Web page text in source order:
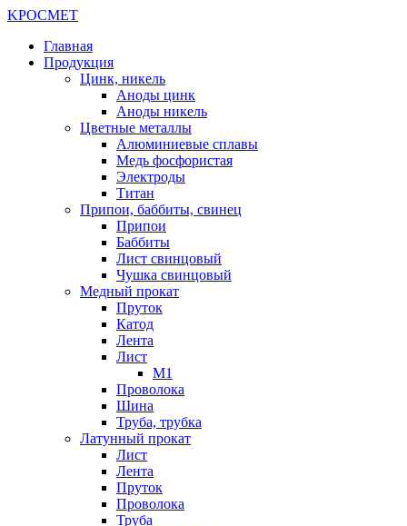
KРОСМЕТ
Главная
Продукция
Цинк, никель
Аноды цинк
Аноды никель
Цветные металлы
Алюминиевые сплавы
Медь фосфористая
Электроды
Титан
Припои, баббиты, свинец
Припои
Баббиты
Лист свинцовый
Чушка свинцовый
Медный прокат
Пруток
Катод
Лента
Лист
М1
Проволока
Шина
Труба, трубка
Латунный прокат
Лист
Лента
Пруток
Проволока
Труба